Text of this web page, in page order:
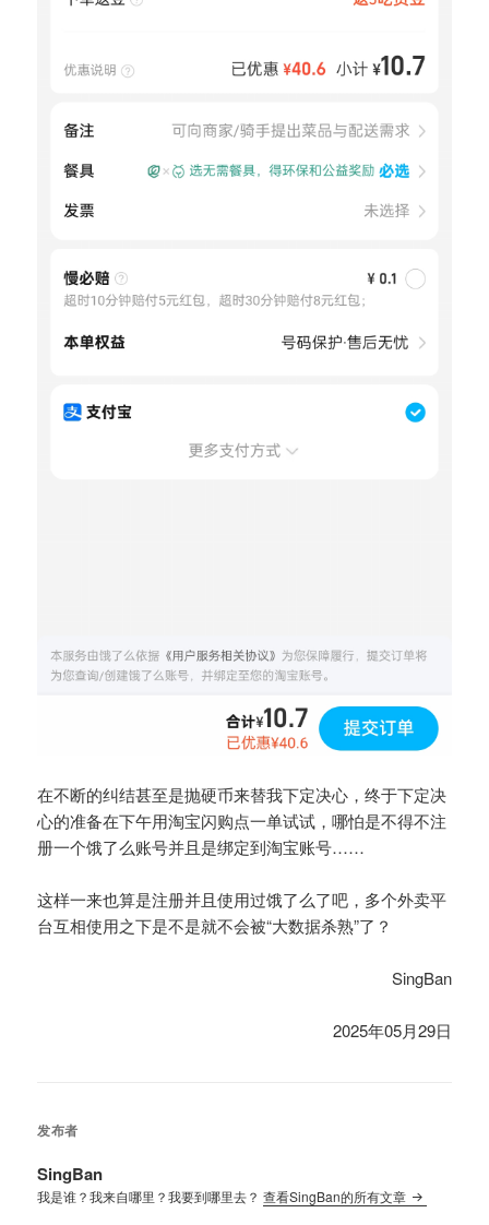
在不断的纠结甚至是抛硬币来替我下定决心，终于下定决
心的准备在下午用淘宝闪购点一单试试，哪怕是不得不注
册一个饿了么账号并且是绑定到淘宝账号……
这样一来也算是注册并且使用过饿了么了吧，多个外卖平
台互相使用之下是不是就不会被“大数据杀熟”了？
SingBan
2025年05月29日
发布者
SingBan
我是谁？我来自哪里？我要到哪里去？查看SingBan的所有文章